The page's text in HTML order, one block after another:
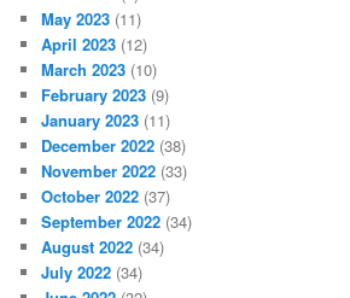
May 2023 (11)
April 2023 (12)
March 2023 (10)
February 2023 (9)
January 2023 (11)
December 2022 (38)
November 2022 (33)
October 2022 (37)
September 2022 (34)
August 2022 (34)
July 2022 (34)